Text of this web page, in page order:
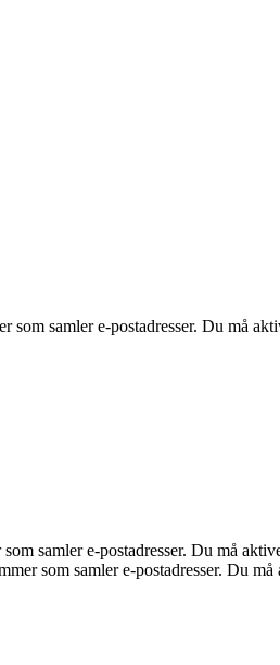
som samler e-postadresser. Du må
samler e-postadresser. Du må
som samler e-postadresser. Du